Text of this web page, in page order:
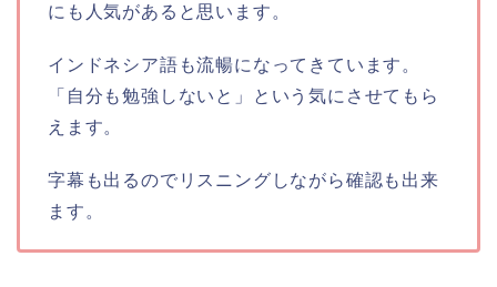
にも人気があると思います。
インドネシア語も流暢になってきています。
「自分も勉強しないと」という気にさせてもら
えます。
字幕も出るのでリスニングしながら確認も出来
ます。